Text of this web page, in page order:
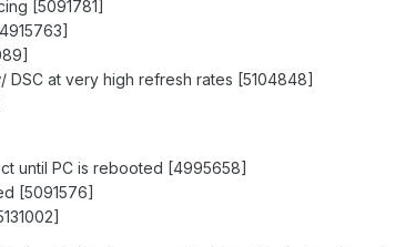
[5091781]
DSC at very high refresh rates [5104848]
until PC is rebooted [4995658]
[5091576]